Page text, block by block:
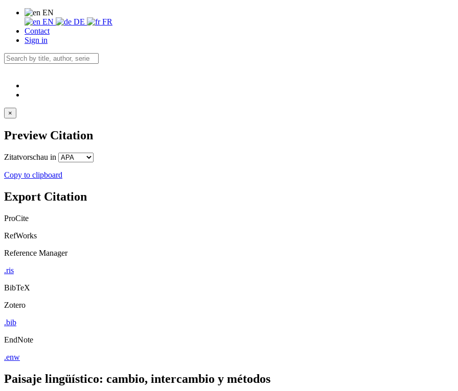
EN
EN
DE
FR
Contact
Sign in
×
Preview Citation
Zitatvorschau in
Copy to clipboard
Export Citation
ProCite
RefWorks
Reference Manager
.ris
BibTeX
Zotero
.bib
EndNote
.enw
Paisaje lingüístico: cambio, intercambio y métodos